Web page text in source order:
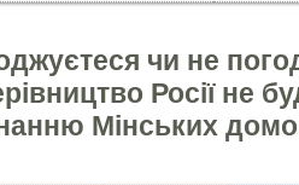
чи не
Росії не
Мінських